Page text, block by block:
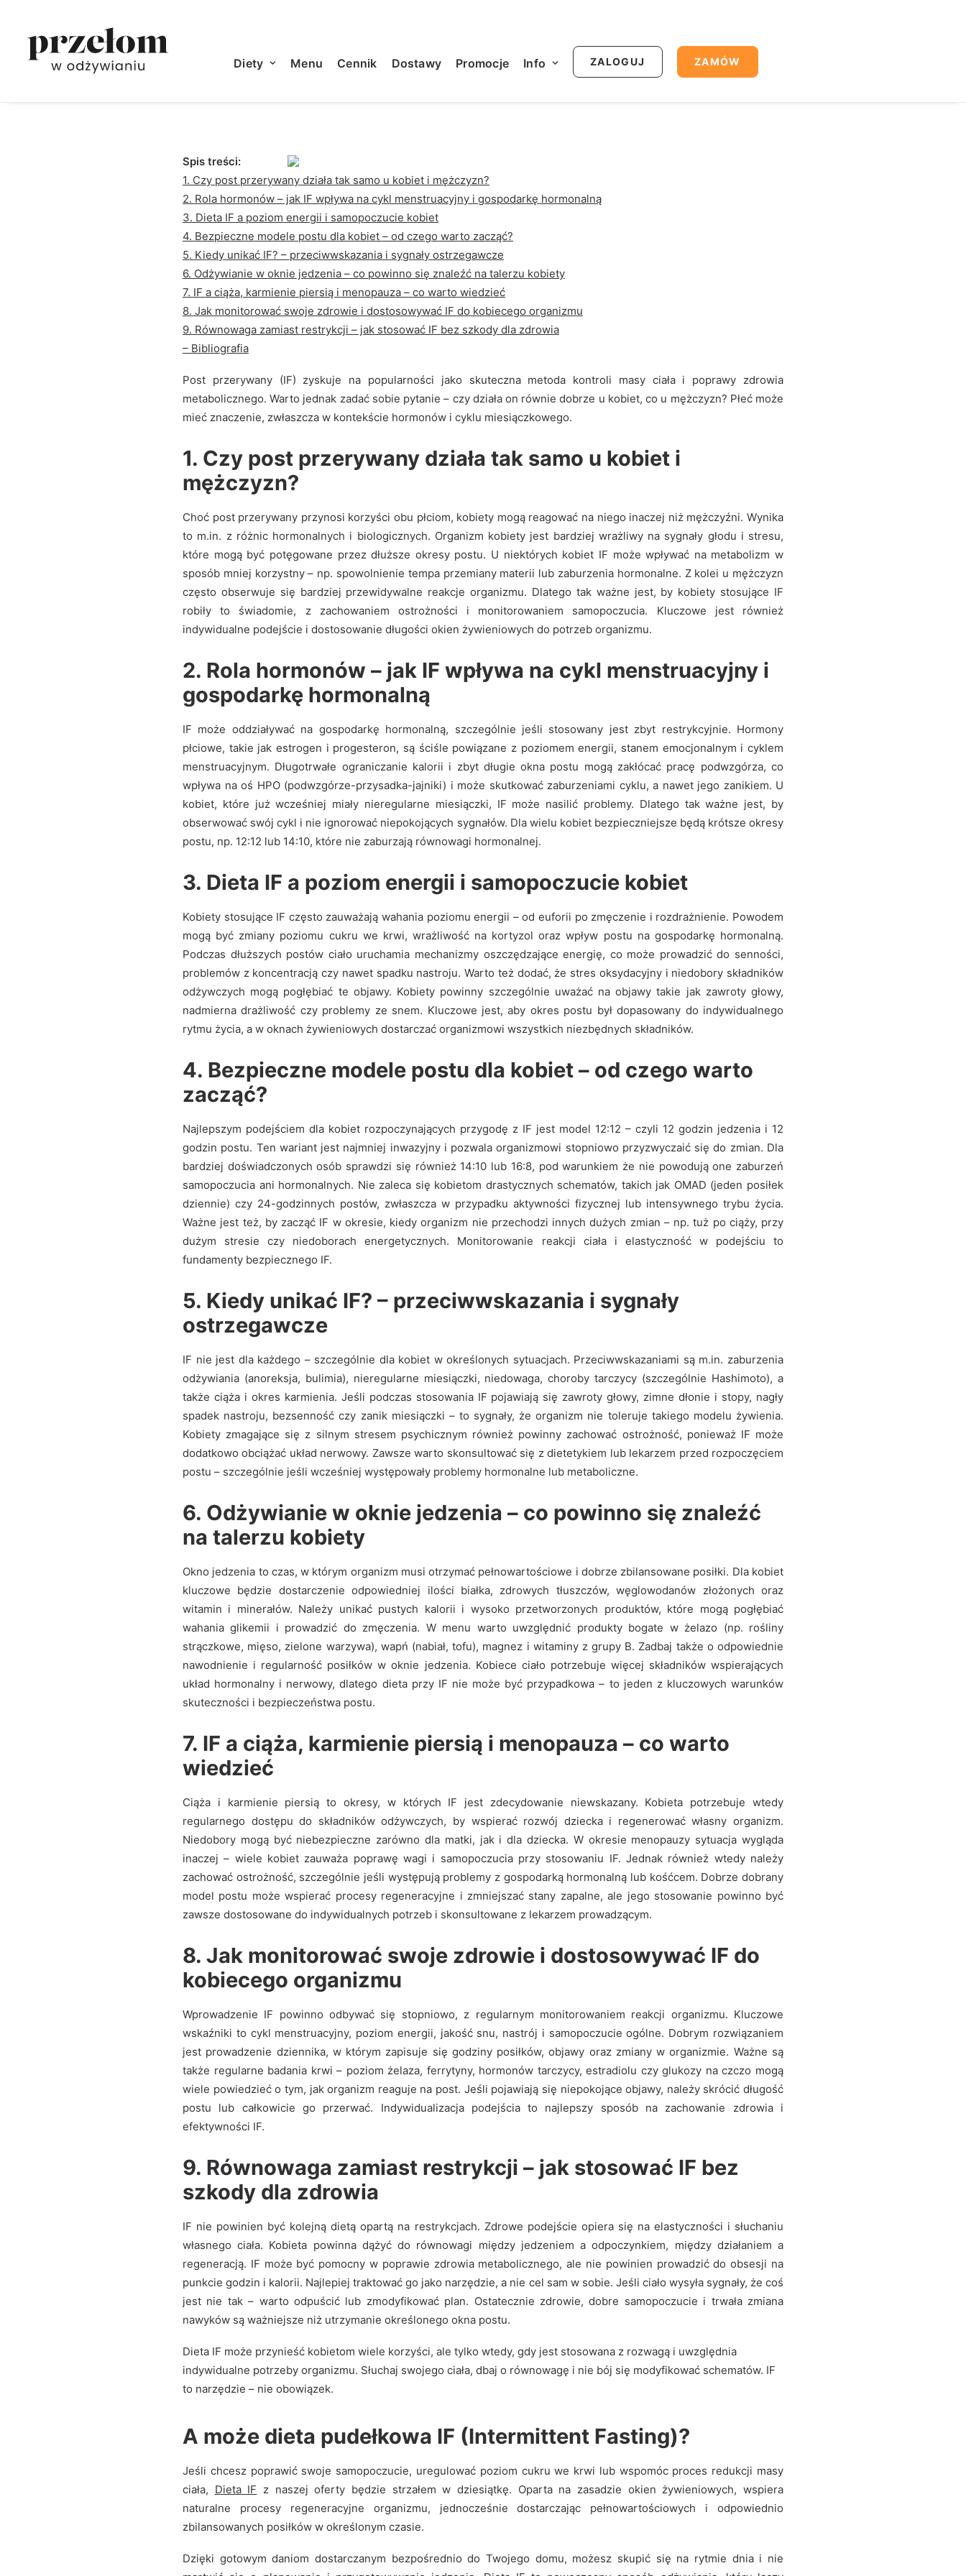
Diety Menu Cennik Dostawy Promocje Info ZALOGUJ ZAMÓW
Spis treści:
1. Czy post przerywany działa tak samo u kobiet i mężczyzn?
2. Rola hormonów – jak IF wpływa na cykl menstruacyjny i gospodarkę hormonalną
3. Dieta IF a poziom energii i samopoczucie kobiet
4. Bezpieczne modele postu dla kobiet – od czego warto zacząć?
5. Kiedy unikać IF? – przeciwwskazania i sygnały ostrzegawcze
6. Odżywianie w oknie jedzenia – co powinno się znaleźć na talerzu kobiety
7. IF a ciąża, karmienie piersią i menopauza – co warto wiedzieć
8. Jak monitorować swoje zdrowie i dostosowywać IF do kobiecego organizmu
9. Równowaga zamiast restrykcji – jak stosować IF bez szkody dla zdrowia
– Bibliografia
Post przerywany (IF) zyskuje na popularności jako skuteczna metoda kontroli masy ciała i poprawy zdrowia
metabolicznego. Warto jednak zadać sobie pytanie – czy działa on równie dobrze u kobiet, co u mężczyzn? Płeć może
mieć znaczenie, zwłaszcza w kontekście hormonów i cyklu miesiączkowego.
1. Czy post przerywany działa tak samo u kobiet i
mężczyzn?
Choć post przerywany przynosi korzyści obu płciom, kobiety mogą reagować na niego inaczej niż mężczyźni. Wynika
to m.in. z różnic hormonalnych i biologicznych. Organizm kobiety jest bardziej wrażliwy na sygnały głodu i stresu,
które mogą być potęgowane przez dłuższe okresy postu. U niektórych kobiet IF może wpływać na metabolizm w
sposób mniej korzystny – np. spowolnienie tempa przemiany materii lub zaburzenia hormonalne. Z kolei u mężczyzn
często obserwuje się bardziej przewidywalne reakcje organizmu. Dlatego tak ważne jest, by kobiety stosujące IF
robiły to świadomie, z zachowaniem ostrożności i monitorowaniem samopoczucia. Kluczowe jest również
indywidualne podejście i dostosowanie długości okien żywieniowych do potrzeb organizmu.
2. Rola hormonów – jak IF wpływa na cykl menstruacyjny i
gospodarkę hormonalną
IF może oddziaływać na gospodarkę hormonalną, szczególnie jeśli stosowany jest zbyt restrykcyjnie. Hormony
płciowe, takie jak estrogen i progesteron, są ściśle powiązane z poziomem energii, stanem emocjonalnym i cyklem
menstruacyjnym. Długotrwałe ograniczanie kalorii i zbyt długie okna postu mogą zakłócać pracę podwzgórza, co
wpływa na oś HPO (podwzgórze-przysadka-jajniki) i może skutkować zaburzeniami cyklu, a nawet jego zanikiem. U
kobiet, które już wcześniej miały nieregularne miesiączki, IF może nasilić problemy. Dlatego tak ważne jest, by
obserwować swój cykl i nie ignorować niepokojących sygnałów. Dla wielu kobiet bezpieczniejsze będą krótsze okresy
postu, np. 12:12 lub 14:10, które nie zaburzają równowagi hormonalnej.
3. Dieta IF a poziom energii i samopoczucie kobiet
Kobiety stosujące IF często zauważają wahania poziomu energii – od euforii po zmęczenie i rozdrażnienie. Powodem
mogą być zmiany poziomu cukru we krwi, wrażliwość na kortyzol oraz wpływ postu na gospodarkę hormonalną.
Podczas dłuższych postów ciało uruchamia mechanizmy oszczędzające energię, co może prowadzić do senności,
problemów z koncentracją czy nawet spadku nastroju. Warto też dodać, że stres oksydacyjny i niedobory składników
odżywczych mogą pogłębiać te objawy. Kobiety powinny szczególnie uważać na objawy takie jak zawroty głowy,
nadmierna drażliwość czy problemy ze snem. Kluczowe jest, aby okres postu był dopasowany do indywidualnego
rytmu życia, a w oknach żywieniowych dostarczać organizmowi wszystkich niezbędnych składników.
4. Bezpieczne modele postu dla kobiet – od czego warto
zacząć?
Najlepszym podejściem dla kobiet rozpoczynających przygodę z IF jest model 12:12 – czyli 12 godzin jedzenia i 12
godzin postu. Ten wariant jest najmniej inwazyjny i pozwala organizmowi stopniowo przyzwyczaić się do zmian. Dla
bardziej doświadczonych osób sprawdzi się również 14:10 lub 16:8, pod warunkiem że nie powodują one zaburzeń
samopoczucia ani hormonalnych. Nie zaleca się kobietom drastycznych schematów, takich jak OMAD (jeden posiłek
dziennie) czy 24-godzinnych postów, zwłaszcza w przypadku aktywności fizycznej lub intensywnego trybu życia.
Ważne jest też, by zacząć IF w okresie, kiedy organizm nie przechodzi innych dużych zmian – np. tuż po ciąży, przy
dużym stresie czy niedoborach energetycznych. Monitorowanie reakcji ciała i elastyczność w podejściu to
fundamenty bezpiecznego IF.
5. Kiedy unikać IF? – przeciwwskazania i sygnały
ostrzegawcze
IF nie jest dla każdego – szczególnie dla kobiet w określonych sytuacjach. Przeciwwskazaniami są m.in. zaburzenia
odżywiania (anoreksja, bulimia), nieregularne miesiączki, niedowaga, choroby tarczycy (szczególnie Hashimoto), a
także ciąża i okres karmienia. Jeśli podczas stosowania IF pojawiają się zawroty głowy, zimne dłonie i stopy, nagły
spadek nastroju, bezsenność czy zanik miesiączki – to sygnały, że organizm nie toleruje takiego modelu żywienia.
Kobiety zmagające się z silnym stresem psychicznym również powinny zachować ostrożność, ponieważ IF może
dodatkowo obciążać układ nerwowy. Zawsze warto skonsultować się z dietetykiem lub lekarzem przed rozpoczęciem
postu – szczególnie jeśli wcześniej występowały problemy hormonalne lub metaboliczne.
6. Odżywianie w oknie jedzenia – co powinno się znaleźć
na talerzu kobiety
Okno jedzenia to czas, w którym organizm musi otrzymać pełnowartościowe i dobrze zbilansowane posiłki. Dla kobiet
kluczowe będzie dostarczenie odpowiedniej ilości białka, zdrowych tłuszczów, węglowodanów złożonych oraz
witamin i minerałów. Należy unikać pustych kalorii i wysoko przetworzonych produktów, które mogą pogłębiać
wahania glikemii i prowadzić do zmęczenia. W menu warto uwzględnić produkty bogate w żelazo (np. rośliny
strączkowe, mięso, zielone warzywa), wapń (nabiał, tofu), magnez i witaminy z grupy B. Zadbaj także o odpowiednie
nawodnienie i regularność posiłków w oknie jedzenia. Kobiece ciało potrzebuje więcej składników wspierających
układ hormonalny i nerwowy, dlatego dieta przy IF nie może być przypadkowa – to jeden z kluczowych warunków
skuteczności i bezpieczeństwa postu.
7. IF a ciąża, karmienie piersią i menopauza – co warto
wiedzieć
Ciąża i karmienie piersią to okresy, w których IF jest zdecydowanie niewskazany. Kobieta potrzebuje wtedy
regularnego dostępu do składników odżywczych, by wspierać rozwój dziecka i regenerować własny organizm.
Niedobory mogą być niebezpieczne zarówno dla matki, jak i dla dziecka. W okresie menopauzy sytuacja wygląda
inaczej – wiele kobiet zauważa poprawę wagi i samopoczucia przy stosowaniu IF. Jednak również wtedy należy
zachować ostrożność, szczególnie jeśli występują problemy z gospodarką hormonalną lub kośćcem. Dobrze dobrany
model postu może wspierać procesy regeneracyjne i zmniejszać stany zapalne, ale jego stosowanie powinno być
zawsze dostosowane do indywidualnych potrzeb i skonsultowane z lekarzem prowadzącym.
8. Jak monitorować swoje zdrowie i dostosowywać IF do
kobiecego organizmu
Wprowadzenie IF powinno odbywać się stopniowo, z regularnym monitorowaniem reakcji organizmu. Kluczowe
wskaźniki to cykl menstruacyjny, poziom energii, jakość snu, nastrój i samopoczucie ogólne. Dobrym rozwiązaniem
jest prowadzenie dziennika, w którym zapisuje się godziny posiłków, objawy oraz zmiany w organizmie. Ważne są
także regularne badania krwi – poziom żelaza, ferrytyny, hormonów tarczycy, estradiolu czy glukozy na czczo mogą
wiele powiedzieć o tym, jak organizm reaguje na post. Jeśli pojawiają się niepokojące objawy, należy skrócić długość
postu lub całkowicie go przerwać. Indywidualizacja podejścia to najlepszy sposób na zachowanie zdrowia i
efektywności IF.
9. Równowaga zamiast restrykcji – jak stosować IF bez
szkody dla zdrowia
IF nie powinien być kolejną dietą opartą na restrykcjach. Zdrowe podejście opiera się na elastyczności i słuchaniu
własnego ciała. Kobieta powinna dążyć do równowagi między jedzeniem a odpoczynkiem, między działaniem a
regeneracją. IF może być pomocny w poprawie zdrowia metabolicznego, ale nie powinien prowadzić do obsesji na
punkcie godzin i kalorii. Najlepiej traktować go jako narzędzie, a nie cel sam w sobie. Jeśli ciało wysyła sygnały, że coś
jest nie tak – warto odpuścić lub zmodyfikować plan. Ostatecznie zdrowie, dobre samopoczucie i trwała zmiana
nawyków są ważniejsze niż utrzymanie określonego okna postu.
Dieta IF może przynieść kobietom wiele korzyści, ale tylko wtedy, gdy jest stosowana z rozwagą i uwzględnia
indywidualne potrzeby organizmu. Słuchaj swojego ciała, dbaj o równowagę i nie bój się modyfikować schematów. IF
to narzędzie – nie obowiązek.
A może dieta pudełkowa IF (Intermittent Fasting)?
Jeśli chcesz poprawić swoje samopoczucie, uregulować poziom cukru we krwi lub wspomóc proces redukcji masy
ciała, Dieta IF z naszej oferty będzie strzałem w dziesiątkę. Oparta na zasadzie okien żywieniowych, wspiera
naturalne procesy regeneracyjne organizmu, jednocześnie dostarczając pełnowartościowych i odpowiednio
zbilansowanych posiłków w określonym czasie.
Dzięki gotowym daniom dostarczanym bezpośrednio do Twojego domu, możesz skupić się na rytmie dnia i nie